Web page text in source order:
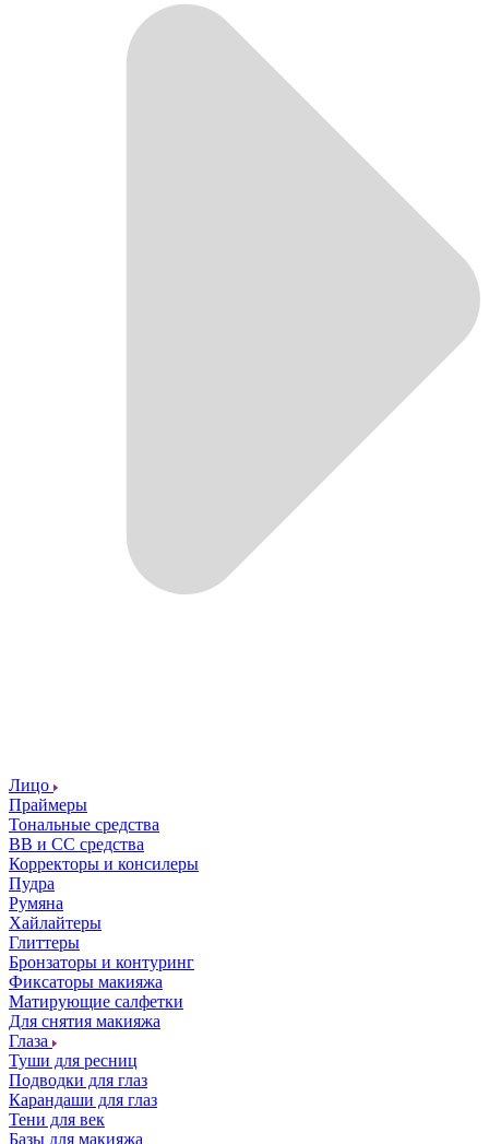
Лицо
Праймеры
Тональные средства
ВВ и СС средства
Корректоры и консилеры
Пудра
Румяна
Хайлайтеры
Глиттеры
Бронзаторы и контуринг
Фиксаторы макияжа
Матирующие салфетки
Для снятия макияжа
Глаза
Туши для ресниц
Подводки для глаз
Карандаши для глаз
Тени для век
Базы для макияжа